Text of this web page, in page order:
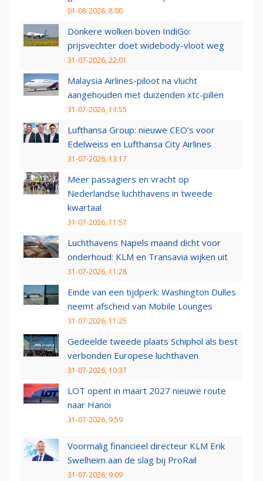
01-08-2026, 8:00
Donkere wolken boven IndiGo:
prijsvechter doet widebody-vloot weg
31-07-2026, 22:01
Malaysia Airlines-piloot na vlucht
aangehouden met duizenden xtc-pillen
31-07-2026, 13:55
Lufthansa Group: nieuwe CEO’s voor
Edelweiss en Lufthansa City Airlines
31-07-2026, 13:17
Meer passagiers en vracht op
Nederlandse luchthavens in tweede
kwartaal
31-07-2026, 11:57
Luchthavens Napels maand dicht voor
onderhoud: KLM en Transavia wijken uit
31-07-2026, 11:28
Einde van een tijdperk: Washington Dulles
neemt afscheid van Mobile Lounges
31-07-2026, 11:25
Gedeelde tweede plaats Schiphol als best
verbonden Europese luchthaven
31-07-2026, 10:37
LOT opent in maart 2027 nieuwe route
naar Hanoi
31-07-2026, 9:59
Voormalig financieel directeur KLM Erik
Swelheim aan de slag bij ProRail
31-07-2026, 9:09